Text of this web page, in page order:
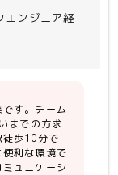
にファイアウ
分散装置・ル
し、進捗を管
エンジニア経
す。チーム
までの方求
徒歩10分で
利な環境で
ュニケーシ